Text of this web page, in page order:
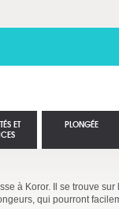
à Koror. Il se trouve
qui pourront
ET
PLONGÉE